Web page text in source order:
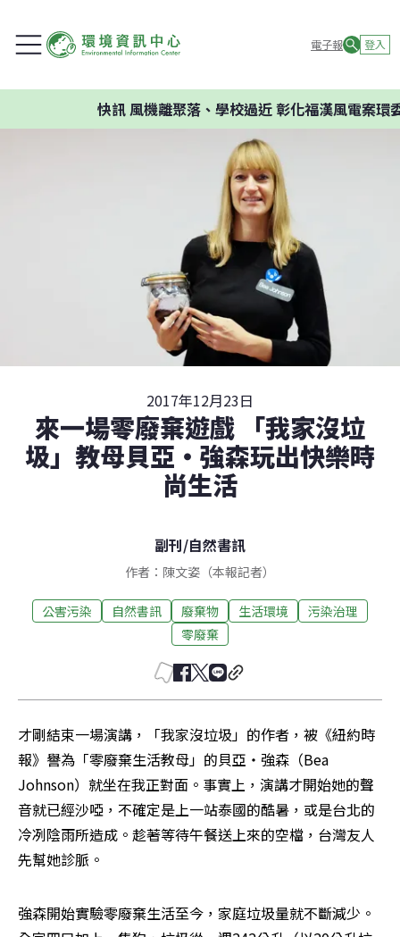
電子報 登入
風機離聚落、學校過近 彰化福漢風電案環委建議
2017年12月23日
來一場零廢棄遊戲 「我家沒垃
圾」教母貝亞・強森玩出快樂時
尚生活
副刊/自然書訊
作者：陳文姿（本報記者）
公害污染 自然書訊 廢棄物 生活環境
污染治理
零廢棄
才剛結束一場演講，「我家沒垃圾」的作者，被《紐約時
報》譽為「零廢棄生活教母」的貝亞・強森（Bea
Johnson）就坐在我正對面。事實上，演講才開始她的聲
音就已經沙啞，不確定是上一站泰國的酷暑，或是台北的
冷冽陰雨所造成。趁著等待午餐送上來的空檔，台灣友人
先幫她診脈。
強森開始實驗零廢棄生活至今，家庭垃圾量就不斷減少。